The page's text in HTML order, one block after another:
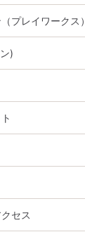
プレイワークス）
)
セス